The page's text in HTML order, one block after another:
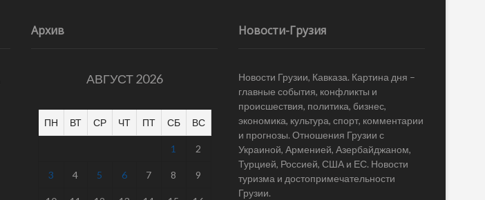
Архив
АВГУСТ 2026
ПН ВТ СР ЧТ ПТ СБ ВС
1 2
3 4 5 6 7 8 9
Новости-Грузия
Новости Грузии, Кавказа. Картина дня –
главные события, конфликты и
происшествия, политика, бизнес,
экономика, культура, спорт, комментарии
и прогнозы. Отношения Грузии с
Украиной, Арменией, Азербайджаном,
Турцией, Россией, США и ЕС. Новости
туризма и достопримечательности
Грузии.